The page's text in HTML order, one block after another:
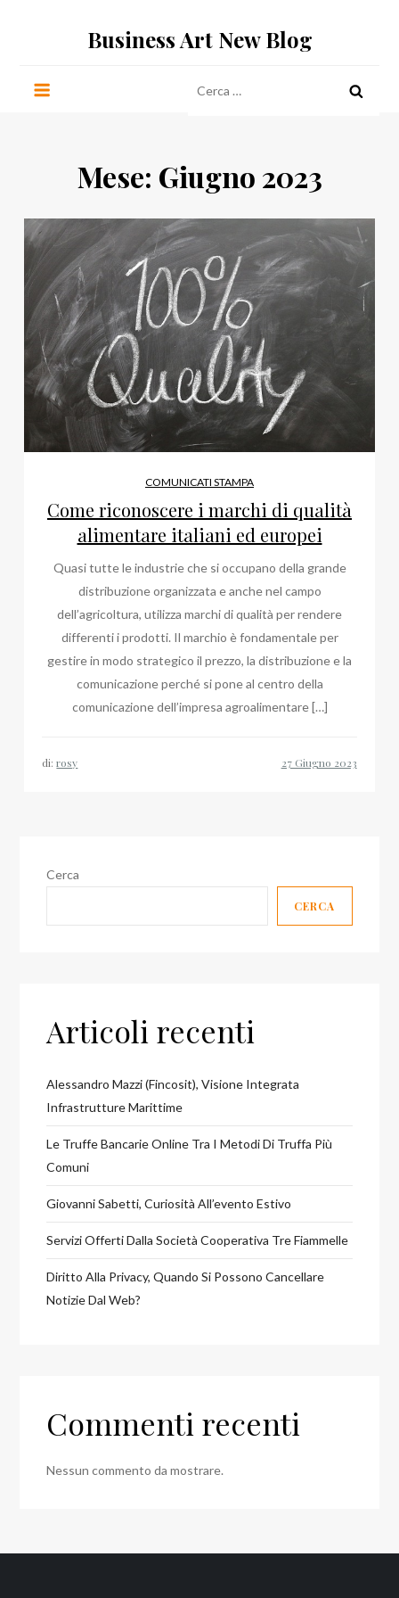
Business Art New Blog
per:
Mese: Giugno 2023
COMUNICATI STAMPA
Come riconoscere i marchi di qualità
alimentare italiani ed europei
Quasi tutte le industrie che si occupano della grande
distribuzione organizzata e anche nel campo
dell’agricoltura, utilizza marchi di qualità per rendere
differenti i prodotti. Il marchio è fondamentale per
gestire in modo strategico il prezzo, la distribuzione e la
comunicazione perché si pone al centro della
comunicazione dell’impresa agroalimentare […]
di:rosy
Cerca
CERCA
Articoli recenti
Alessandro Mazzi (Fincosit), Visione Integrata
Infrastrutture Marittime
Le Truffe Bancarie Online Tra I Metodi Di Truffa Più
Comuni
Giovanni Sabetti, Curiosità All’evento Estivo
Servizi Offerti Dalla Società Cooperativa Tre Fiammelle
Diritto Alla Privacy, Quando Si Possono Cancellare
Notizie Dal Web?
Commenti recenti
Nessun commento da mostrare.